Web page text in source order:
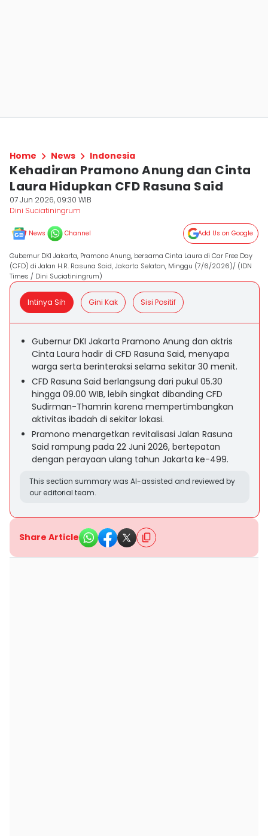
Home News Indonesia
Kehadiran Pramono Anung dan Cinta
Laura Hidupkan CFD Rasuna Said
07 Jun 2026, 09:30 WIB
Dini Suciatiningrum
News Channel Add Us on Google
Gubernur DKI Jakarta, Pramono Anung, bersama Cinta Laura di Car Free Day
(CFD) di Jalan H.R. Rasuna Said, Jakarta Selatan, Minggu (7/6/2026)/ (IDN
Times / Dini Suciatiningrum)
Intinya Sih Gini Kak Sisi Positif
Gubernur DKI Jakarta Pramono Anung dan aktris
Cinta Laura hadir di CFD Rasuna Said, menyapa
warga serta berinteraksi selama sekitar 30 menit.
CFD Rasuna Said berlangsung dari pukul 05.30
hingga 09.00 WIB, lebih singkat dibanding CFD
Sudirman-Thamrin karena mempertimbangkan
aktivitas ibadah di sekitar lokasi.
Pramono menargetkan revitalisasi Jalan Rasuna
Said rampung pada 22 Juni 2026, bertepatan
dengan perayaan ulang tahun Jakarta ke-499.
This section summary was AI-assisted and reviewed by
our editorial team.
Share Article